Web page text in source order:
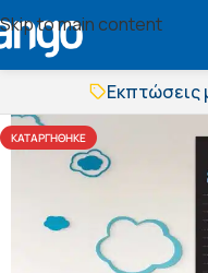
Skip to main content
Εκπτώσεις
Εκπτώσεις
ΚΑΤΑΡΓΉΘΗΚΕ